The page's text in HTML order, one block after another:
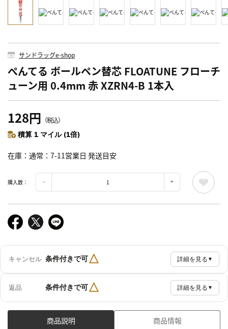
サンドラッグe-shop
ぺんてる ボールペン替芯 FLOATUNE フローチ
ューン用 0.4mm 赤 XZRN4-B 1本入
128円 （税込）
積算 1 マイル (1倍)
在庫 通常：7-11営業日 発送目安
購入数：
キャンセル 条件付きで可△ 詳細を見る ▼
返品 条件付きで可△ 詳細を見る ▼
商品説明 商品情報